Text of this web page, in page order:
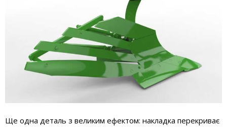
Ще одна деталь з великим ефектом: накладка перекриває